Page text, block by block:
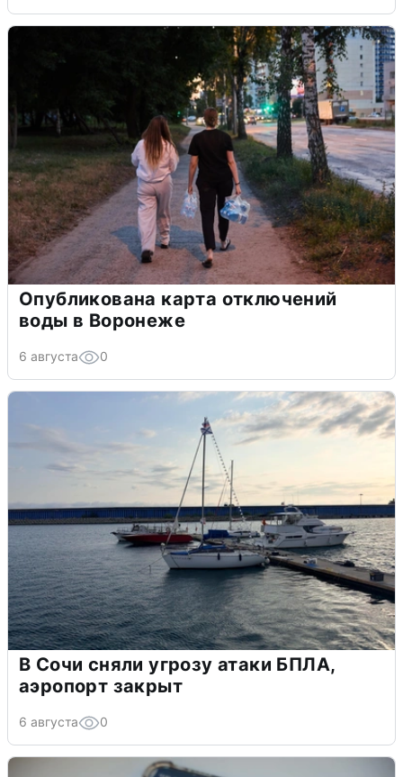
Опубликована карта отключений
воды в Воронеже
6 августа 0
В Сочи сняли угрозу атаки БПЛА,
аэропорт закрыт
6 августа 0